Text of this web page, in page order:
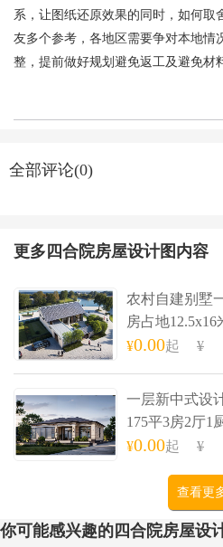
系，让图纸还原效果的同时，如何取
友多个参考，各地区需要争对本地情
整，提前做好规划避免返工及避免材
全部评论(0)
更多四合院房屋设计图内容
农村自建别墅
房占地12.5x16
¥0.00起 ¥
一层新中式设
175平3房2厅1
¥0.00起 ¥
查看更
你可能感兴趣的四合院房屋设